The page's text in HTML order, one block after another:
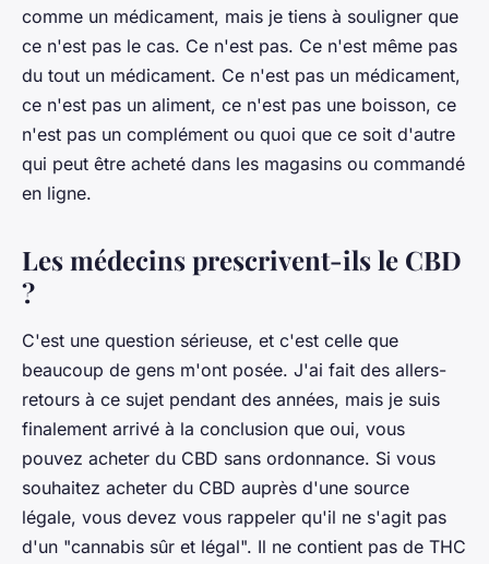
comme un médicament, mais je tiens à souligner que
ce n'est pas le cas. Ce n'est pas. Ce n'est même pas
du tout un médicament. Ce n'est pas un médicament,
ce n'est pas un aliment, ce n'est pas une boisson, ce
n'est pas un complément ou quoi que ce soit d'autre
qui peut être acheté dans les magasins ou commandé
en ligne.
Les médecins prescrivent-ils le CBD
?
C'est une question sérieuse, et c'est celle que
beaucoup de gens m'ont posée. J'ai fait des allers-
retours à ce sujet pendant des années, mais je suis
finalement arrivé à la conclusion que oui, vous
pouvez acheter du CBD sans ordonnance. Si vous
souhaitez acheter du CBD auprès d'une source
légale, vous devez vous rappeler qu'il ne s'agit pas
d'un "cannabis sûr et légal". Il ne contient pas de THC